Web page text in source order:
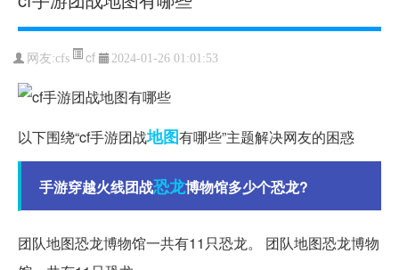
网友:cfs cf 2024-01-26 01:01:53
以下围绕“cf手游团战地图有哪些”主题解决网友的困惑
手游穿越火线团战恐龙博物馆多少个恐龙?
团队地图恐龙博物馆一共有11只恐龙。 团队地图恐龙博物